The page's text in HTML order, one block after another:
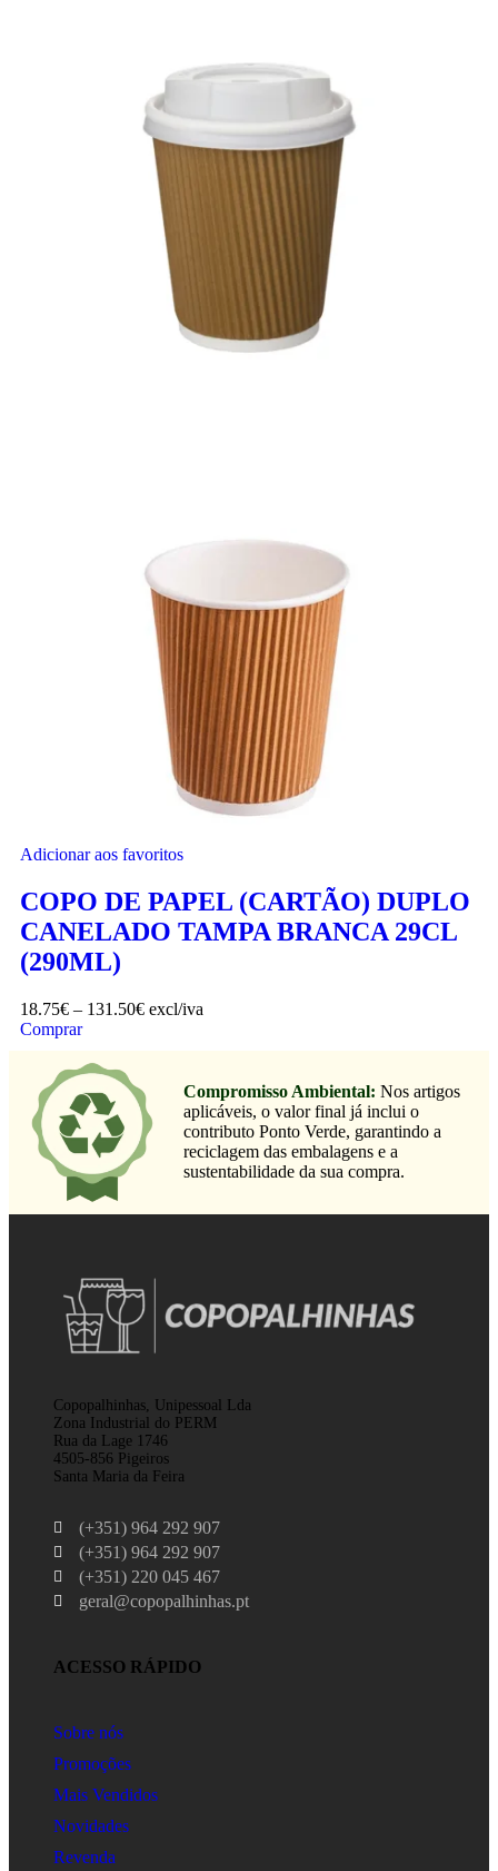
Adicionar aos favoritos
COPO DE PAPEL (CARTÃO) DUPLO
CANELADO TAMPA BRANCA 29CL
(290ML)
18.75€ – 131.50€ excl/iva
Comprar
Compromisso Ambiental: Nos artigos
aplicáveis, o valor final já inclui o
contributo Ponto Verde, garantindo a
reciclagem das embalagens e a
sustentabilidade da sua compra.
Copopalhinhas, Unipessoal Lda
Zona Industrial do PERM
Rua da Lage 1746
4505-856 Pigeiros
Santa Maria da Feira
(+351) 964 292 907
(+351) 964 292 907
(+351) 220 045 467
geral@copopalhinhas.pt
ACESSO RÁPIDO
Sobre nós
Promoções
Mais Vendidos
Novidades
Revenda